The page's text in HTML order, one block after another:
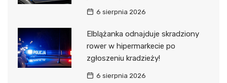
6 sierpnia 2026
Elblążanka odnajduje skradziony
rower w hipermarkecie po
zgłoszeniu kradzieży!
6 sierpnia 2026